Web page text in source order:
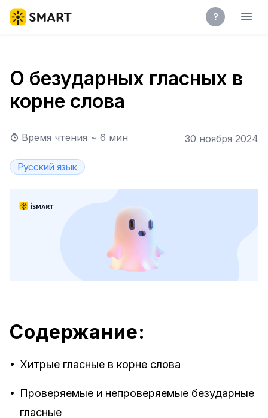
?
О безударных гласных в
корне слова
Время чтения ~ 6 мин 30 ноября 2024
Русский язык
Содержание:
• Хитрые гласные в корне слова
• Проверяемые и непроверяемые безударные
гласные